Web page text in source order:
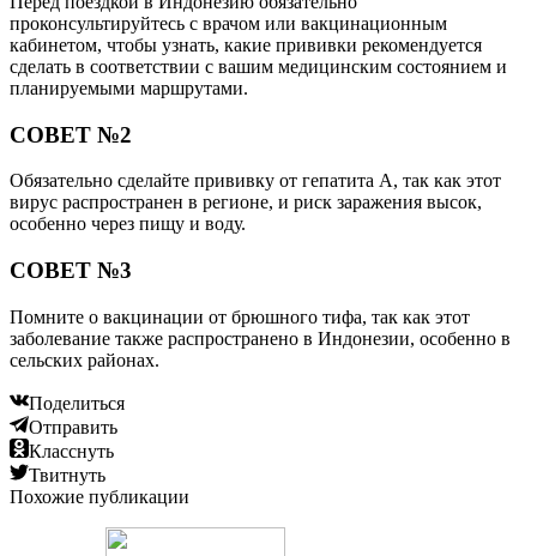
проконсультируйтесь с врачом или вакцинационным
кабинетом, чтобы узнать, какие прививки рекомендуется
сделать в соответствии с вашим медицинским состоянием и
планируемыми маршрутами.
СОВЕТ №2
Обязательно сделайте прививку от гепатита А, так как этот
вирус распространен в регионе, и риск заражения высок,
особенно через пищу и воду.
СОВЕТ №3
Помните о вакцинации от брюшного тифа, так как этот
заболевание также распространено в Индонезии, особенно в
сельских районах.
Поделиться
Отправить
Класснуть
Твитнуть
Похожие публикации